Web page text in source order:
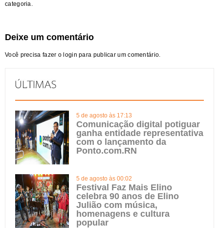
categoria.
Deixe um comentário
Você precisa fazer o login para publicar um comentário.
5 de agosto às 17:13
Comunicação digital potiguar
ganha entidade representativa
com o lançamento da
Ponto.com.RN
5 de agosto às 00:02
Festival Faz Mais Elino
celebra 90 anos de Elino
Julião com música,
homenagens e cultura
popular